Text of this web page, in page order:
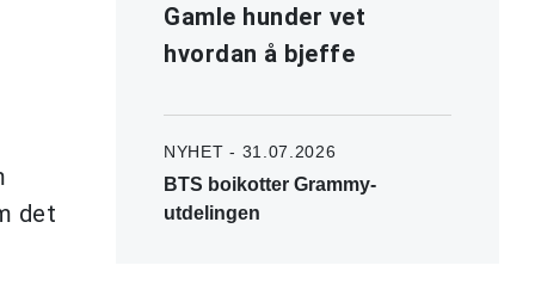
det
Gamle hunder vet
hvordan å bjeffe
NYHET - 31.07.2026
BTS boikotter Grammy-
utdelingen